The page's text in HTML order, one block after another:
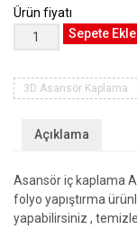
Ürün fiyatı
Asansör
#ASN-
adet
Sepete Ekle
3D Asansör Kaplama
Açıklama
Asansör iç kaplama
folyo yapıştırma
yapabilirsiniz ,